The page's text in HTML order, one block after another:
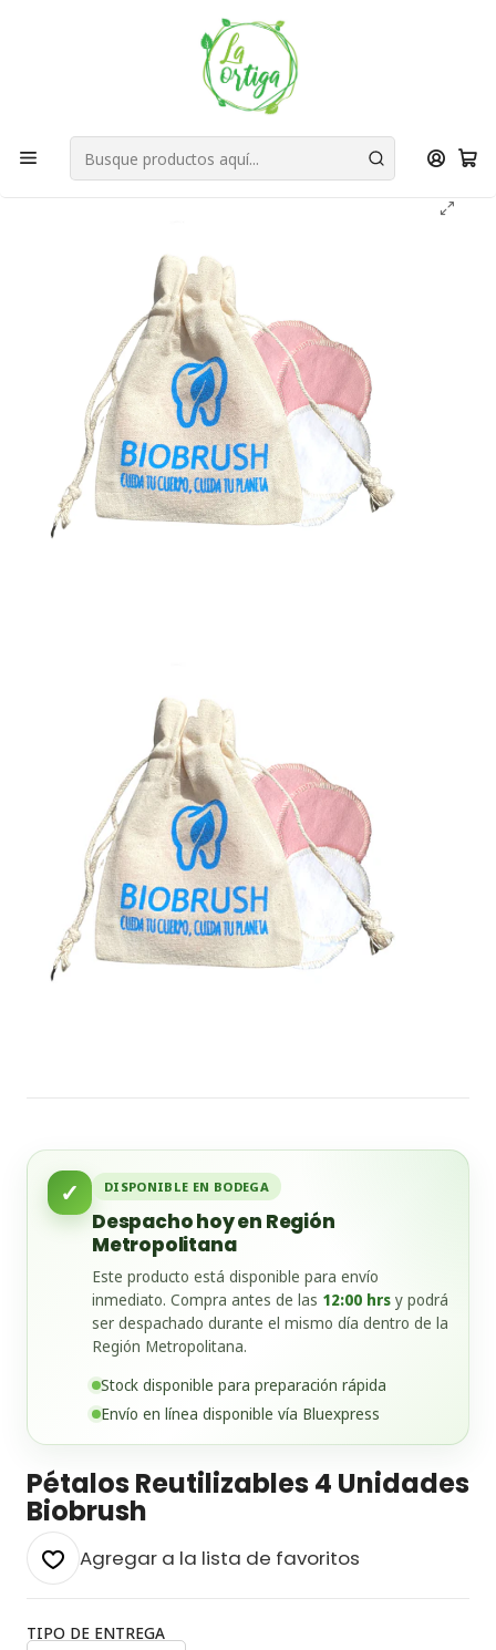
Bienvenid@s a quienes quieren un planeta más verde...
Nuestra Misión
Productos Belleza
Limpieza / Hidratante
Pétalos Reutilizables 4 Unidades Biobrush
✓ DISPONIBLE EN BODEGA
Despacho hoy en Región
Metropolitana
Este producto está disponible para envío
inmediato. Compra antes de las 12:00 hrs y podrá
ser despachado durante el mismo día dentro de la
Región Metropolitana.
Stock disponible para preparación rápida
Envío en línea disponible vía Bluexpress
Pétalos Reutilizables 4 Unidades
Biobrush
Agregar a la lista de favoritos
TIPO DE ENTREGA